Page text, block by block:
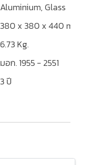
Aluminium, Glass
380 x 380 x 440 mm.
6.73 Kg.
มอก. 1955 - 2551
3 ปี